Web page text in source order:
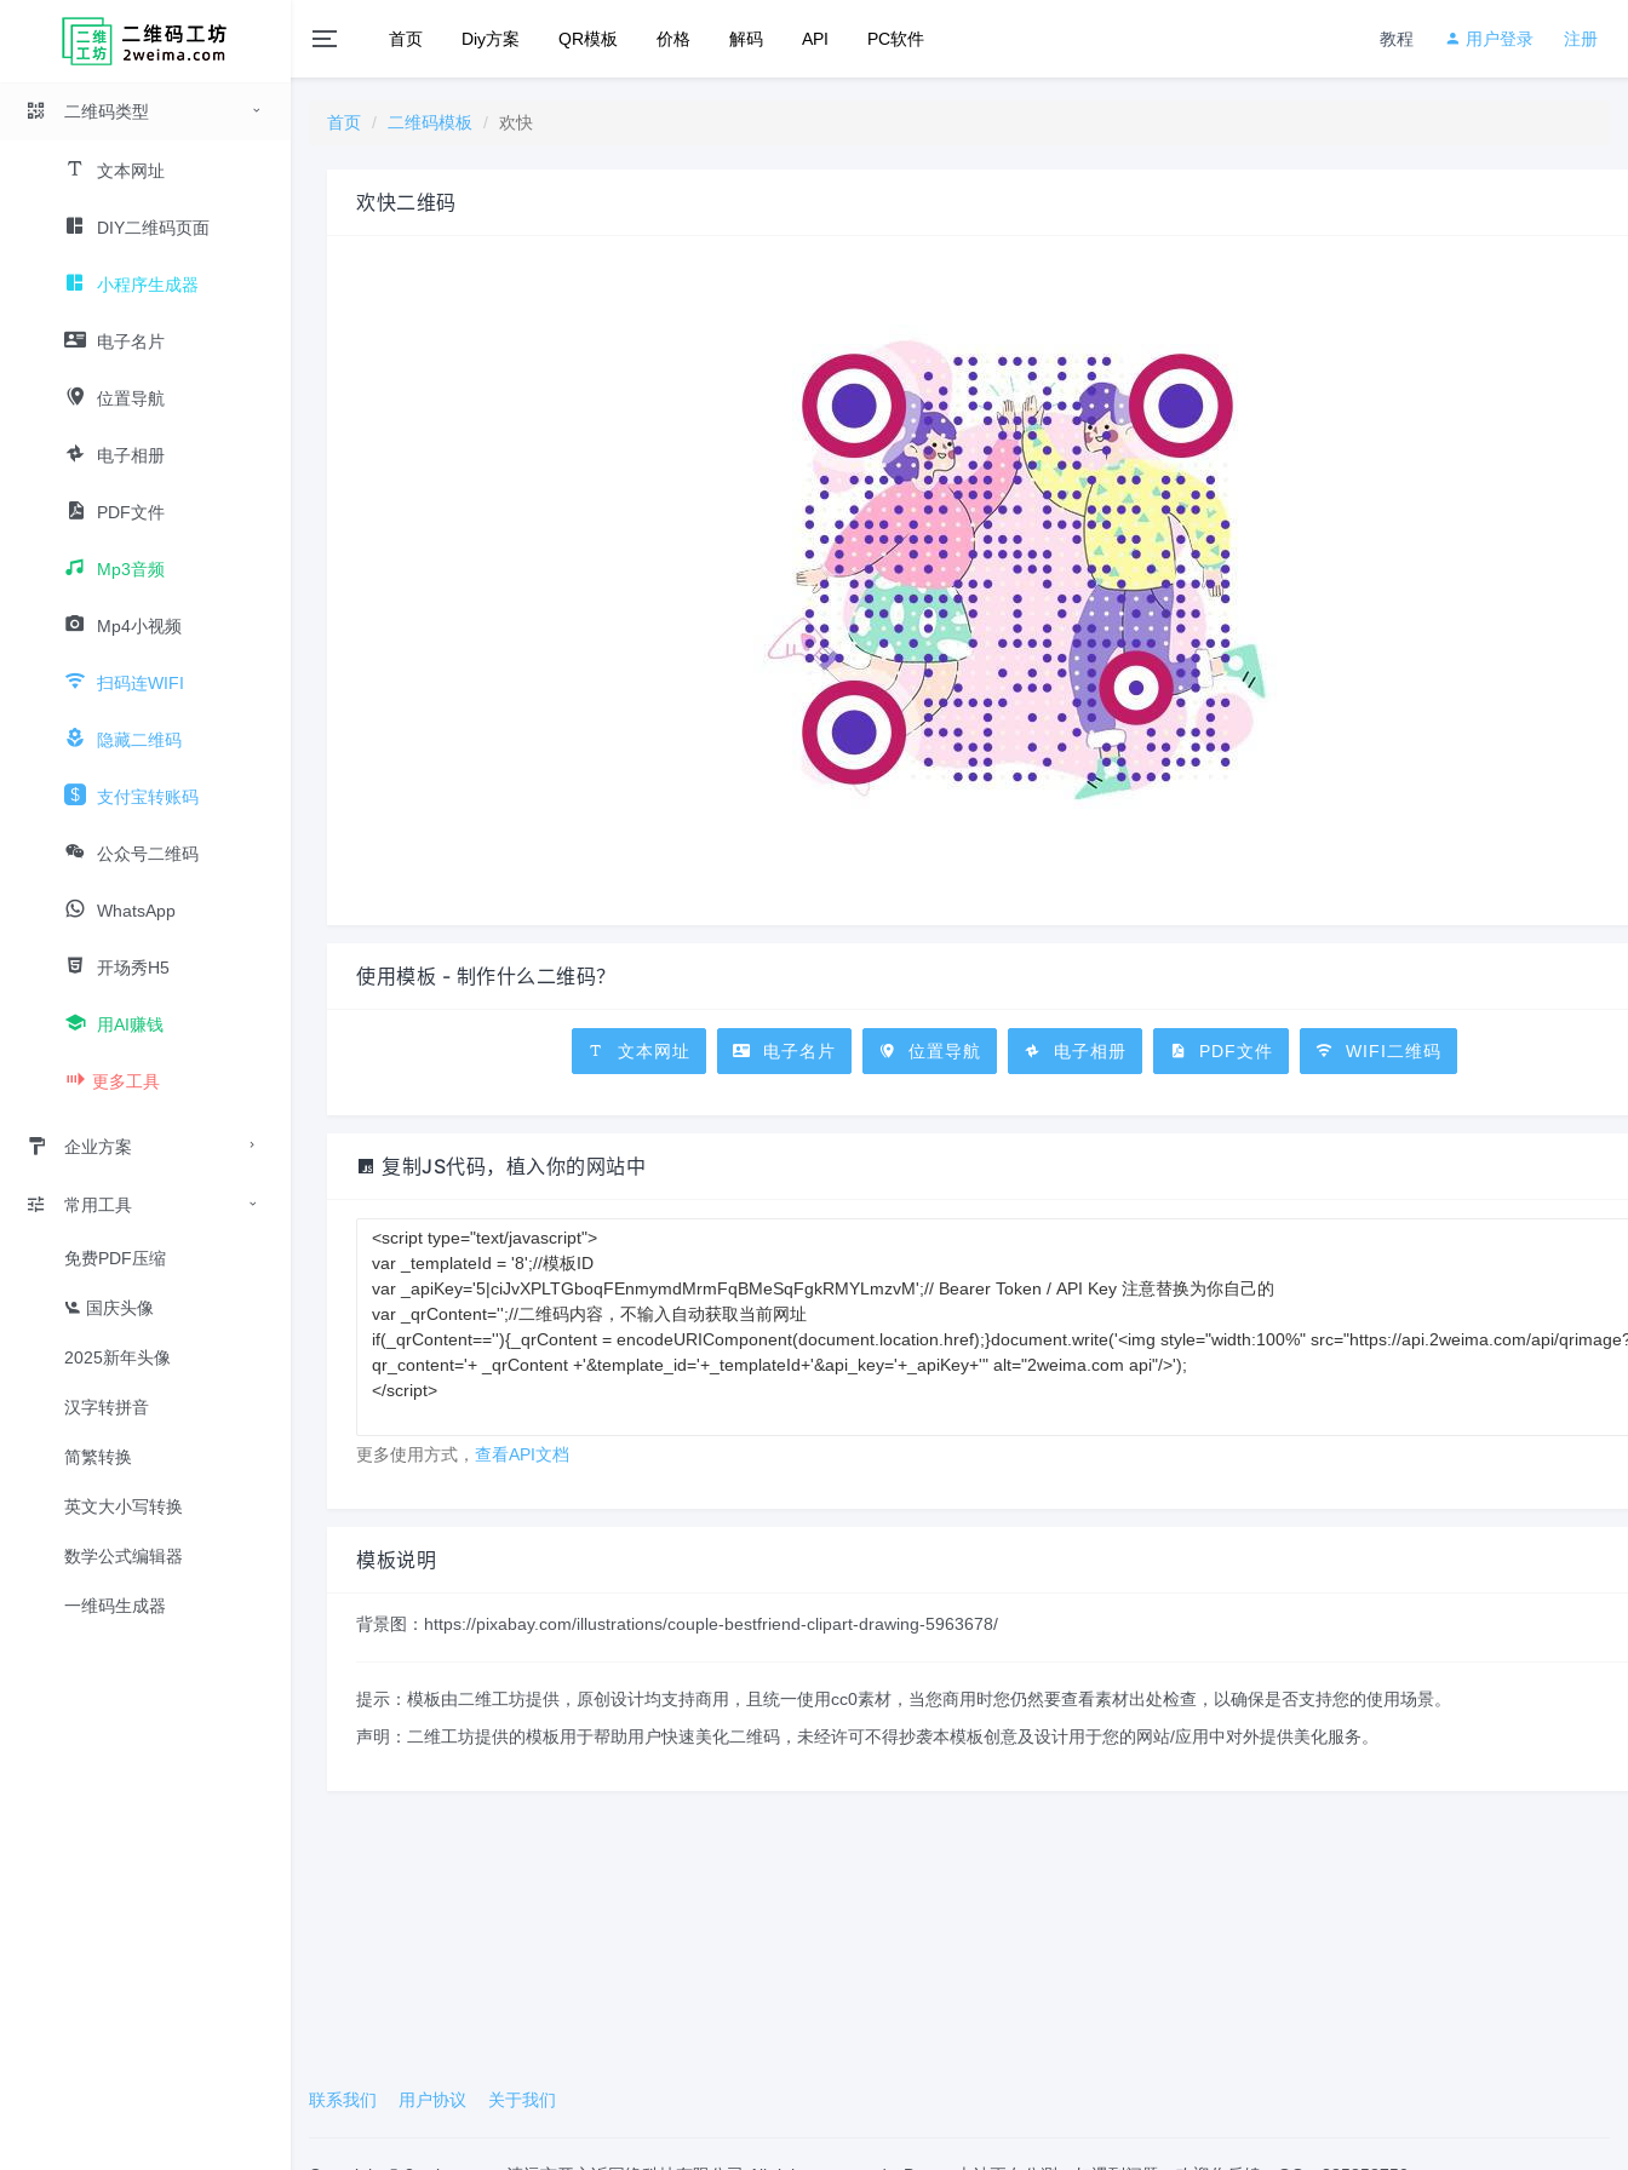
二维码类型
文本网址
DIY二维码页面
小程序生成器
电子名片
位置导航
电子相册
PDF文件
Mp3音频
Mp4小视频
扫码连WIFI
隐藏二维码
支付宝转账码
公众号二维码
WhatsApp
开场秀H5
用AI赚钱
更多工具
企业方案
常用工具
免费PDF压缩
国庆头像
2025新年头像
汉字转拼音
简繁转换
英文大小写转换
数学公式编辑器
一维码生成器
首页 Diy方案 QR模板 价格 解码 API PC软件 注册
用户登录
教程
首页 二维码模板 欢快
欢快二维码
使用模板 - 制作什么二维码？
文本网址 电子名片 位置导航 电子相册 PDF文件 WIFI二维码
复制JS代码，植入你的网站中
更多使用方式， 查看API文档
模板说明
背景图：https://pixabay.com/illustrations/couple-bestfriend-clipart-drawing-5963678/
提示：模板由二维工坊提供，原创设计均支持商用，且统一使用cc0素材，当您商用时您仍然要查看素材出处检查，以确保是否支持您的使用场景。
声明：二维工坊提供的模板用于帮助用户快速美化二维码，未经许可不得抄袭本模板创意及设计用于您的网站/应用中对外提供美化服务。
联系我们 用户协议 关于我们